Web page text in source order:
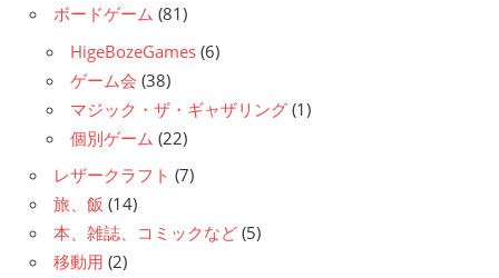
ボードゲーム (81)
HigeBozeGames (6)
ゲーム会 (38)
マジック・ザ・ギャザリング (1)
個別ゲーム (22)
レザークラフト (7)
旅、飯 (14)
本、雑誌、コミックなど (5)
移動用 (2)